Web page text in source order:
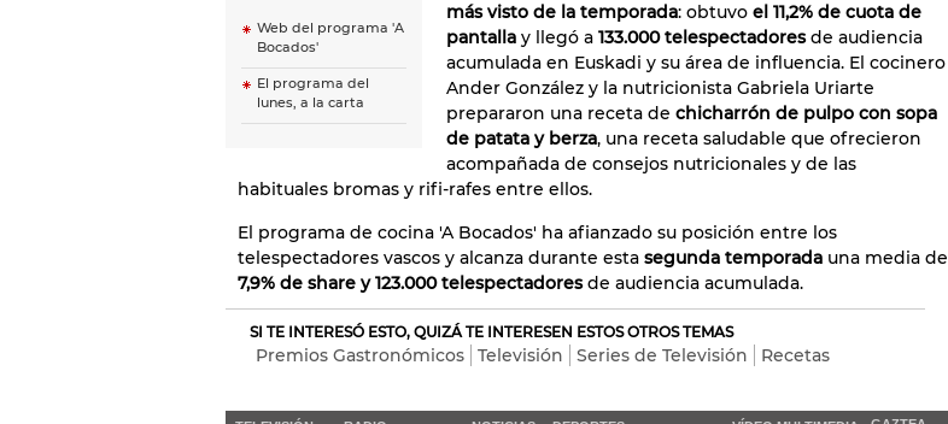
Web del programa 'A
Bocados'
El programa del
lunes, a la carta
más visto de la temporada: obtuvo el 11,2% de cuota de
pantalla y llegó a 133.000 telespectadoresde audiencia
acumulada en Euskadi y su área de influencia. El cocinero
Ander González y la nutricionista Gabriela Uriarte
prepararon una receta de chicharrón de pulpo con sopa
de patata y berza, una receta saludable que ofrecieron
acompañada de consejos nutricionales y de las
habituales bromas y rifi-rafes entre ellos.
El programa de cocina 'A Bocados' ha afianzado su posición entre los
telespectadores vascos y alcanza durante esta segunda temporada una media de
7,9% de share y 123.000 telespectadoresde audiencia acumulada.
SI TE INTERESÓ ESTO, QUIZÁ TE INTERESEN ESTOS OTROS TEMAS
Premios Gastronómicos Televisión Series de Televisión Recetas